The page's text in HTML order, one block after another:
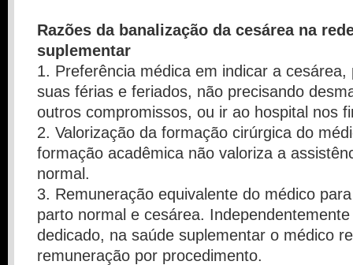
Razões da banalização da cesárea na
suplementar
1. Preferência médica em indicar a cesárea,
suas férias e feriados, não precisando
outros compromissos, ou ir ao hospital nos
2. Valorização da formação cirúrgica do
formação acadêmica não valoriza a
normal.
3. Remuneração equivalente do médico
parto normal e cesárea.
dedicado, na saúde suplementar o médico
remuneração por procedimento.